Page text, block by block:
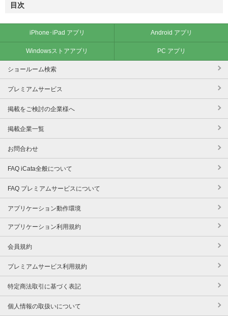
目次
iPhone･iPad アプリ Android アプリ
Windowsストアアプリ PC アプリ
ショールーム検索
プレミアムサービス
掲載をご検討の企業様へ
掲載企業一覧
お問合わせ
FAQ iCata全般について
FAQ プレミアムサービスについて
アプリケーション動作環境
アプリケーション利用規約
会員規約
プレミアムサービス利用規約
特定商法取引に基づく表記
個人情報の取扱いについて